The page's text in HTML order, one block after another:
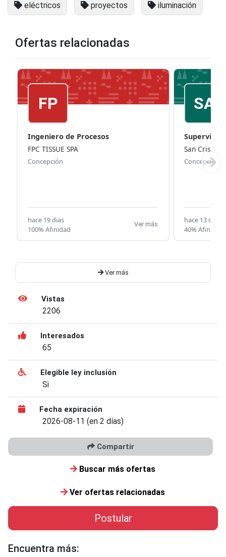
eléctricos proyectos iluminación
Ofertas relacionadas
FP
Ingeniero de Procesos
FPC TISSUE SPA
Concepción
hace 19 dias
100% Afinidad
Ver más
SA
Supervisor
San
Concepción
hace 13 dias
40% Afinidad
Ver más
Vistas
2206
Interesados
65
Elegible ley inclusión
Si
Fecha expiración
2026-08-11 (en 2 días)
Compartir
Buscar más ofertas
Ver ofertas relacionadas
Postular
Encuentra más: